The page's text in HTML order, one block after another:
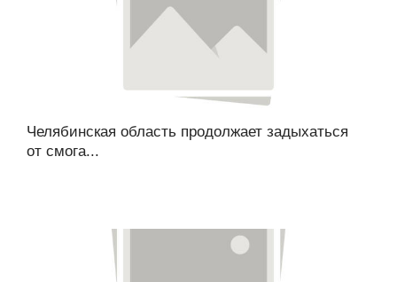
Челябинская область продолжает задыхаться
от смога...